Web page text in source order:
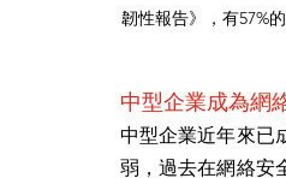
韌性報告》，有57%
中型企業成為網
中型企業近年來已
弱，過去在網絡安